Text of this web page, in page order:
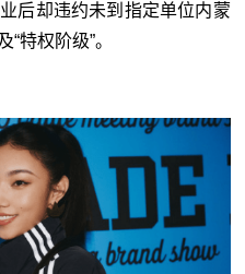
后却违约未到指定单位内蒙
特权阶级”。